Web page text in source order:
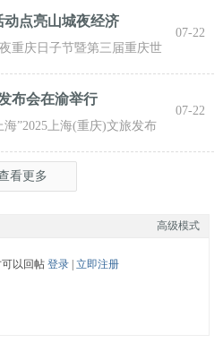
动点亮山城夜经济
重庆日子节暨第三届重庆世
活动在重庆市九龙坡
07-22
布会在渝举行
海”2025上海(重庆)文旅发布
位展示上海文旅
07-22
看更多
高级模式
以回帖 登录| 立即注册